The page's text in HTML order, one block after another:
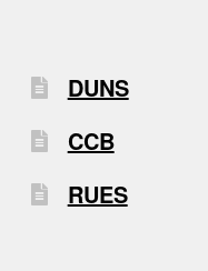
DUNS
CCB
RUES